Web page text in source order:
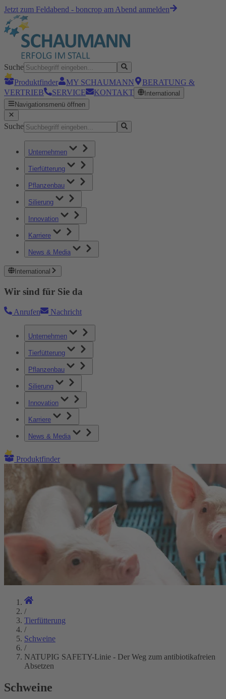
Jetzt zum Feldabend - boncrop am Abend anmelden
Suche
Produktfinder
MY SCHAUMANN
BERATUNG &
VERTRIEB
SERVICE KONTAKT
International
Navigationsmenü öffnen
Suche
Unternehmen
Tierfütterung
Pflanzenbau
Silierung
Innovation
Karriere
News & Media
International
Wir sind für Sie da
Anrufen Nachricht
Unternehmen
Tierfütterung
Pflanzenbau
Silierung
Innovation
Karriere
News & Media
Produktfinder
/
Tierfütterung
/
Schweine
/
NATUPIG SAFETY-Linie - Der Weg zum antibiotikafreien
Absetzen
Schweine